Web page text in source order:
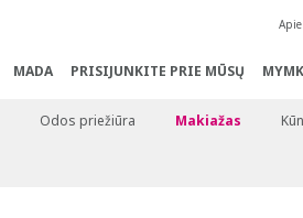
MADA PRISIJUNKITE PRIE MŪSŲ MYMK
Odos priežiūra Makiažas